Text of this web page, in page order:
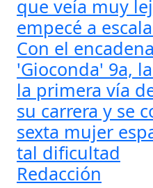
que veía muy
empecé a
Con el
'Gioconda' 9a,
la primera vía
su carrera y se
sexta mujer
tal dificultad
Redacción